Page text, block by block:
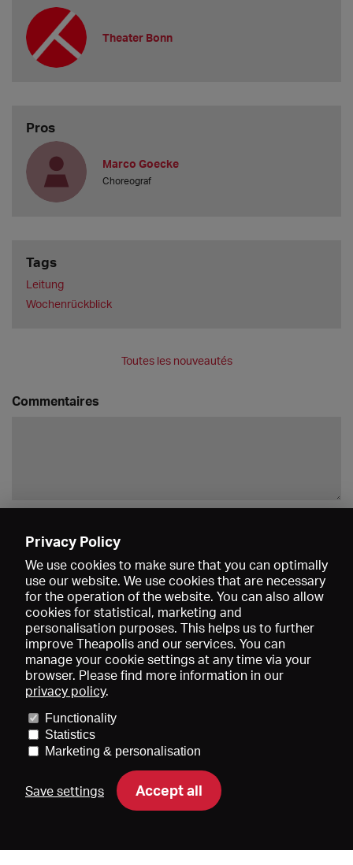
Theater Bonn
Pros
Marco Goecke
Choreograf
Tags
Leitung
Wochenrückblick
Toutes les nouveautés
Commentaires
Données médiatiques
Conditions générales de vente
Contact
Aide Newsletter
Privacy Policy
We use cookies to make sure that you can optimally
use our website. We use cookies that are necessary
for the operation of the website. You can also allow
cookies for statistical, marketing and
personalisation purposes. This helps us to further
improve Theapolis and our services. You can
manage your cookie settings at any time via your
browser. Please find more information in our
privacy policy.
Functionality
Statistics
Marketing & personalisation
Save settings Accept all